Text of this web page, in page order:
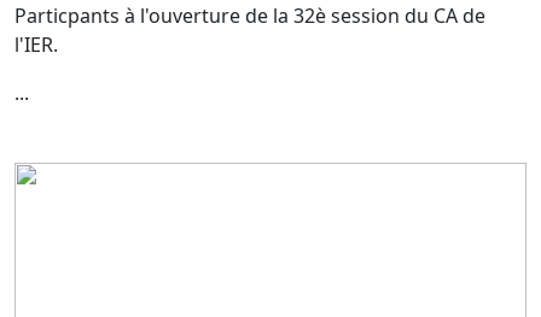
Particpants à l'ouverture de la 32è session du CA de
l'IER.
...